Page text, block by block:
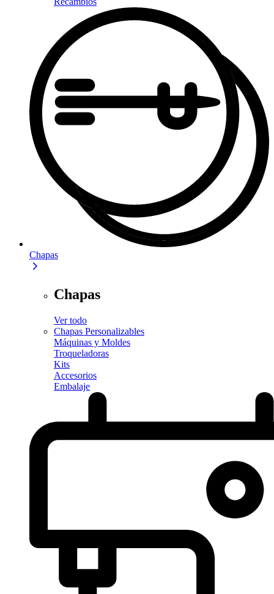
Chapas
Chapas
Ver todo
Chapas Personalizables
Máquinas y Moldes
Troqueladoras
Kits
Accesorios
Embalaje